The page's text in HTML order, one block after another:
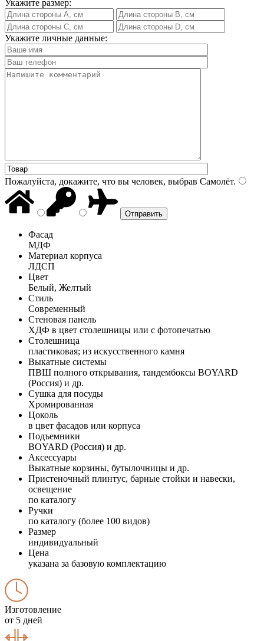
Укажите размер:
Укажите личные данные:
Пожалуйста, докажите, что вы человек, выбрав Самолёт.
Фасад
МДФ
Материал корпуса
ЛДСП
Цвет
Белый, Желтый
Стиль
Современный
Стеновая панель
ХДФ в цвет столешницы или с фотопечатью
Столешница
пластиковая; из искусственного камня
Выкатные системы
ПВШ полного открывания, тандембоксы BOYARD
(Россия) и др.
Сушка для посуды
Хромированная
Цоколь
в цвет фасадов или корпуса
Подъемники
BOYARD (Россия) и др.
Аксессуары
Выкатные корзины, бутылочницы и др.
Пристеночный плинтус, барные стойки и навески,
освещение
по каталогу
Ручки
по каталогу (более 100 видов)
Размер
индивидуальный
Цена
указана за базовую комплектацию
Изготовление
от 5 дней